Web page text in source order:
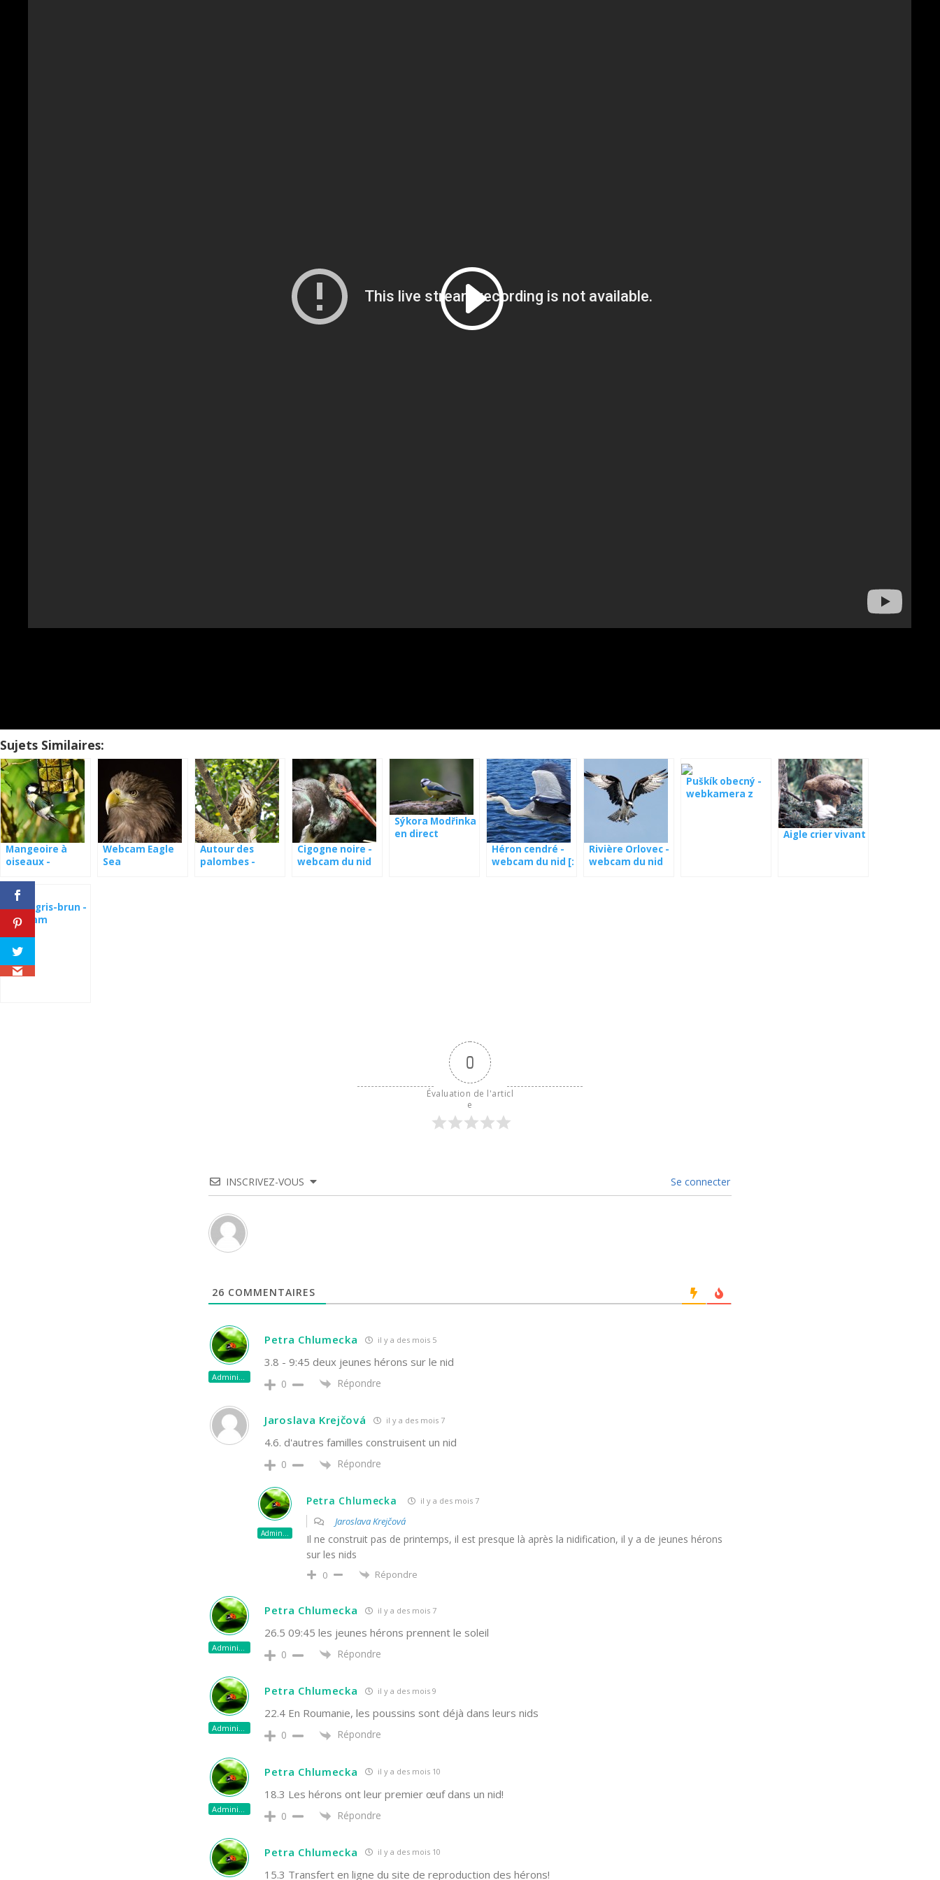
Sujets Similaires:
Mangeoire à
oiseaux -
Allemagne
Webcam Eagle
Sea
Autour des
palombes -
Cigogne noire -
webcam du nid
Sýkora Modřinka
en direct
Héron cendré -
webcam du nid [:
Rivière Orlovec -
webcam du nid
Puškík obecný -
webkamera z
Aigle crier vivant
Rorys gris-brun -
webcam
0
Évaluation de l'articl
e
INSCRIVEZ-VOUS Se connecter
26 COMMENTAIRES
Administrateur
Petra Chlumecka il y a des mois 5
3.8 - 9:45 deux jeunes hérons sur le nid
0 Répondre
Jaroslava Krejčová il y a des mois 7
4.6. d'autres familles construisent un nid
0 Répondre
Petra Chlumecka il y a des mois 7
Jaroslava Krejčová
Il ne construit pas de printemps, il est presque là après la nidification, il y a de jeunes hérons
sur les nids
0 Répondre
Administrateur
Petra Chlumecka il y a des mois 7
26.5 09:45 les jeunes hérons prennent le soleil
0 Répondre
Administrateur
Petra Chlumecka il y a des mois 9
22.4 En Roumanie, les poussins sont déjà dans leurs nids
0 Répondre
Petra Chlumecka il y a des mois 10
18.3 Les hérons ont leur premier œuf dans un nid!
0 Répondre
Petra Chlumecka il y a des mois 10
15.3 Transfert en ligne du site de reproduction des hérons!